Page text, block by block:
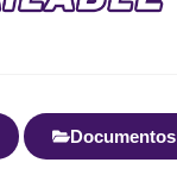
Documentos